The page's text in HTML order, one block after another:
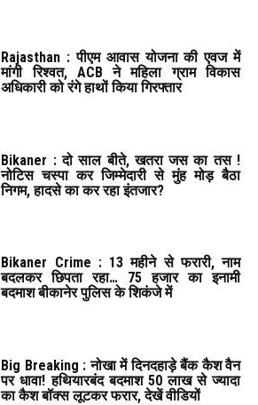
Rajasthan : पीएम आवास योजना की एवज में
मांगी रिश्वत, ACB ने महिला ग्राम विकास
अधिकारी को रंगे हाथों किया गिरफ्तार
Bikaner : दो साल बीते, खतरा जस का तस !
नोटिस चस्पा कर जिम्मेदारी से मुंह मोड़ बैठा
निगम, हादसे का कर रहा इंतजार?
Bikaner Crime : 13 महीने से फरारी, नाम
बदलकर छिपता रहा… 75 हजार का इनामी
बदमाश बीकानेर पुलिस के शिकंजे में
Big Breaking : नोखा में दिनदहाड़े बैंक कैश वैन
पर धावा! हथियारबंद बदमाश 50 लाख से ज्यादा
का कैश बॉक्स लूटकर फरार, देखें वीडियों